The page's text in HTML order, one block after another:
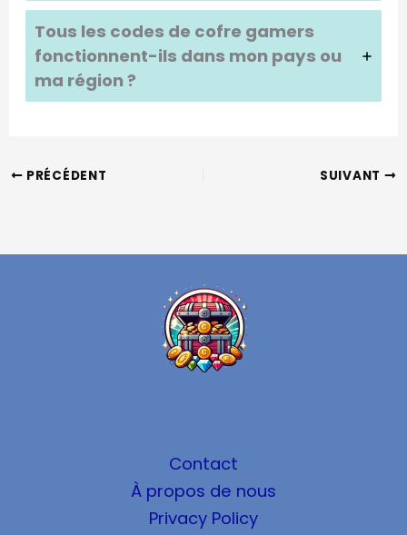
Tous les codes de cofre gamers
fonctionnent-ils dans mon pays ou
ma région ?
PRÉCÉDENT SUIVANT
Contact
À propos de nous
Privacy Policy